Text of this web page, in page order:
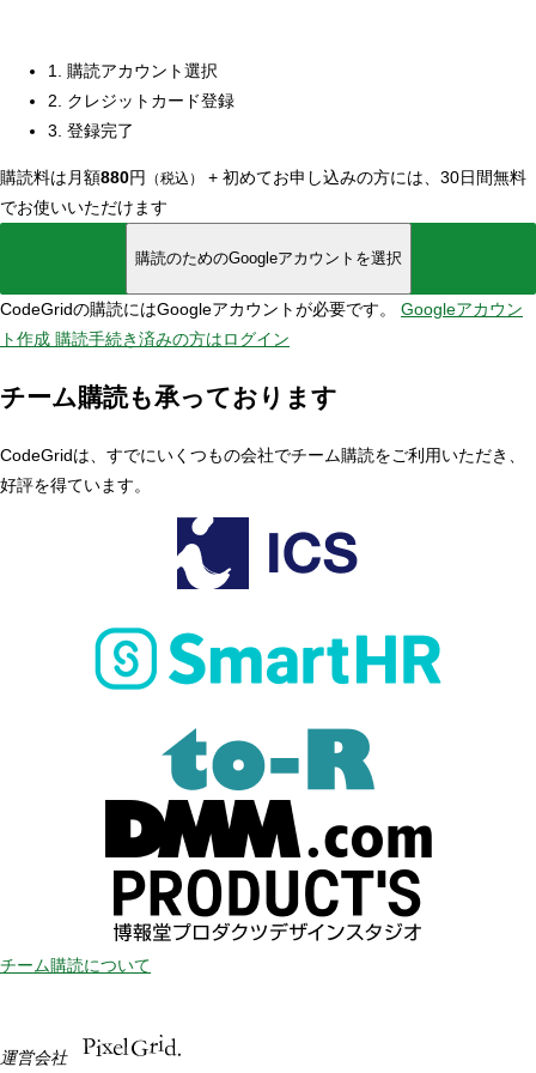
1. 購読アカウント選択
2. クレジットカード登録
3. 登録完了
購読料は月額880円 （税込） + 初めてお申し込みの方には、30日間無料
でお使いいただけます
購読のためのGoogleアカウントを選択
CodeGridの購読にはGoogleアカウントが必要です。 Googleアカウン
ト作成 購読手続き済みの方はログイン
チーム購読も承っております
CodeGridは、すでにいくつもの会社でチーム購読をご利用いただき、
好評を得ています。
チーム購読について
運営会社